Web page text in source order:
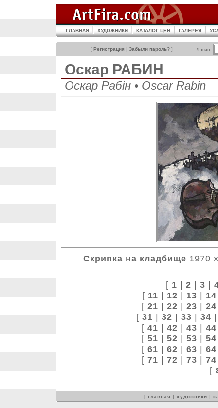
ГЛАВНАЯ ХУДОЖНИКИ КАТАЛОГ ЦЕН ГАЛЕРЕЯ
[ Регистрация | Забыли пароль? ] Логин:
Оскар РАБИН
Оскар Рабін • Oscar Rabin
Скрипка на кладбище 1970
[ 1 | 2 | 3 |
[ 11 | 12 | 13 | 14
[ 21 | 22 | 23 | 24
[ 31 | 32 | 33 | 34
[ 41 | 42 | 43 | 44
[ 51 | 52 | 53 | 54
[ 61 | 62 | 63 | 64
[ 71 | 72 | 73 | 74
[
[ главная | художники |